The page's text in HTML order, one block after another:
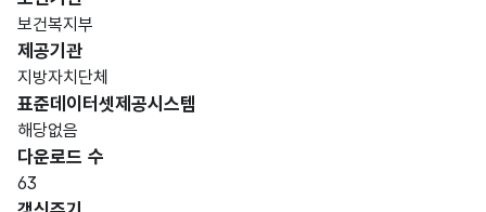
보건복지부
제공기관
지방자치단체
표준데이터셋제공시스템
해당없음
다운로드 수
63